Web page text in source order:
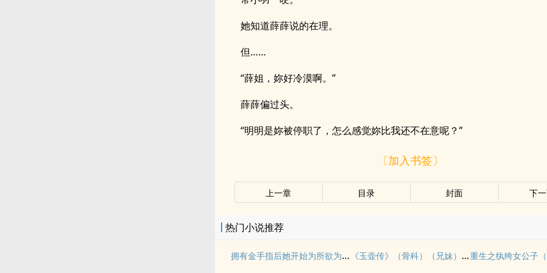
她知道薛薛说的在理。
但……
“薛姐，妳好冷漠啊。”
薛薛偏过头。
“明明是妳被停职了，怎么感觉妳比我还不在意呢？”
〔加入书签〕
上一章 目录 封面 下
热门小说推荐
拥有金手指后她开始为所欲为（nph） 《玉壶传》（骨科）（兄妹）（np）重生之纨绔女公子（